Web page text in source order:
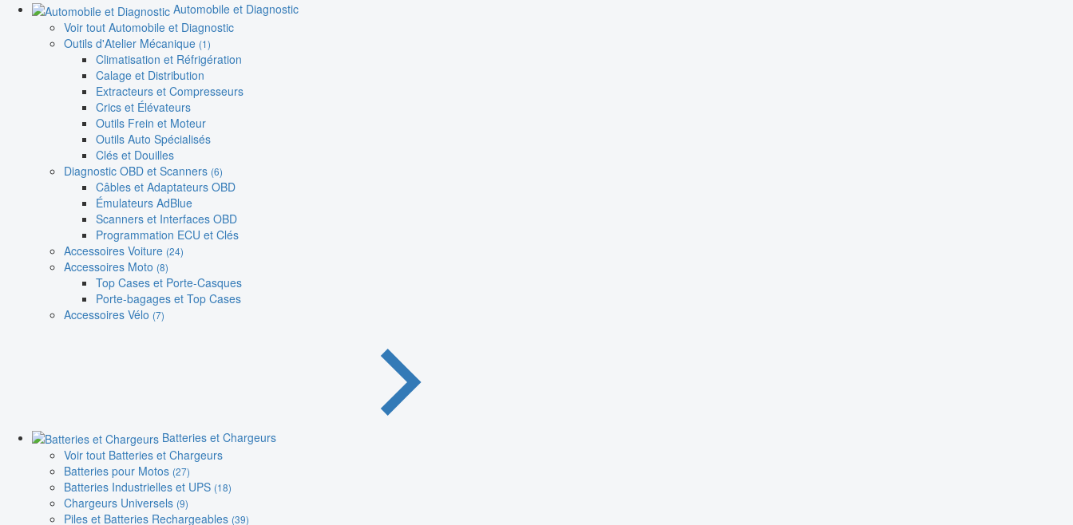
Automobile et Diagnostic
Voir tout Automobile et Diagnostic
Outils d'Atelier Mécanique (1)
Climatisation et Réfrigération
Calage et Distribution
Extracteurs et Compresseurs
Crics et Élévateurs
Outils Frein et Moteur
Outils Auto Spécialisés
Clés et Douilles
Diagnostic OBD et Scanners (6)
Câbles et Adaptateurs OBD
Émulateurs AdBlue
Scanners et Interfaces OBD
Programmation ECU et Clés
Accessoires Voiture (24)
Accessoires Moto (8)
Top Cases et Porte-Casques
Porte-bagages et Top Cases
Accessoires Vélo (7)
Batteries et Chargeurs
Voir tout Batteries et Chargeurs
Batteries pour Motos (27)
Batteries Industrielles et UPS (18)
Chargeurs Universels (9)
Piles et Batteries Rechargeables (39)